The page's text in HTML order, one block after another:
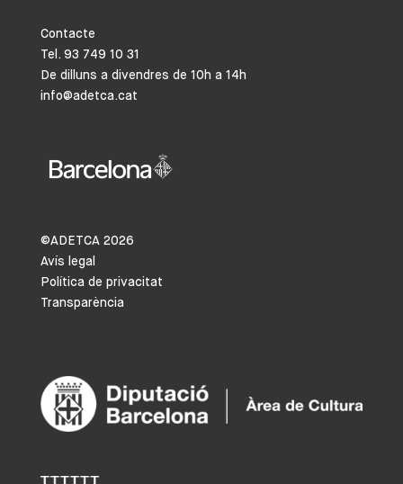
Contacte
Tel. 93 749 10 31
De dilluns a divendres de 10h a 14h
info@adetca.cat
©ADETCA 2026
Avís legal
Política de privacitat
Transparència